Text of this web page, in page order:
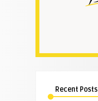
Recent Posts